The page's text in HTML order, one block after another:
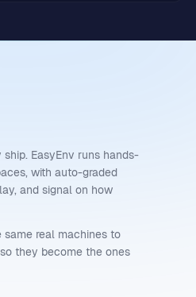
EasyEnv runs hands-
with auto-graded
and signal on how
same real machines to
they become the ones